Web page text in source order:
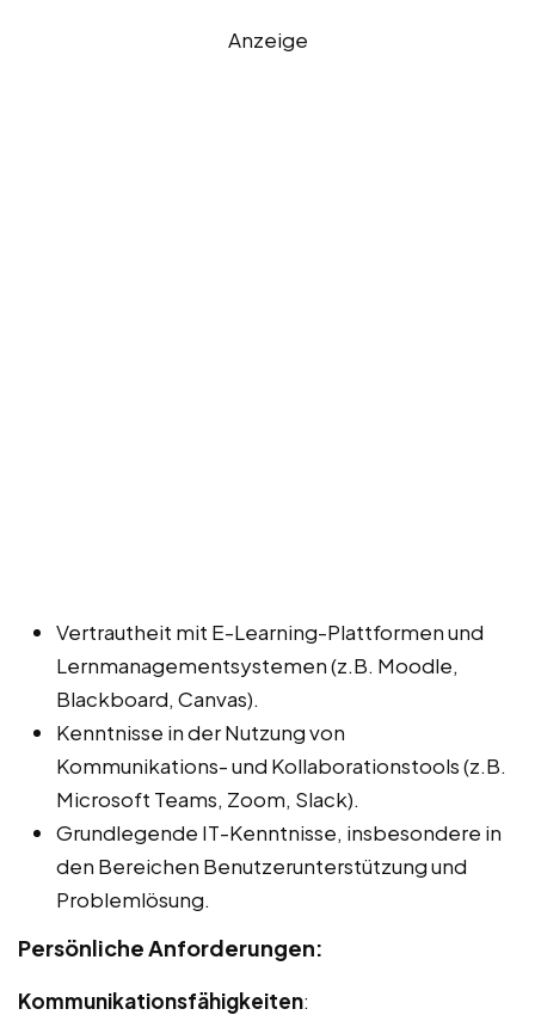
Anzeige
Vertrautheit mit E-Learning-Plattformen und
Lernmanagementsystemen (z.B. Moodle,
Blackboard, Canvas).
Kenntnisse in der Nutzung von
Kommunikations- und Kollaborationstools (z.B.
Microsoft Teams, Zoom, Slack).
Grundlegende IT-Kenntnisse, insbesondere in
den Bereichen Benutzerunterstützung und
Problemlösung.
Persönliche Anforderungen:
Kommunikationsfähigkeiten: